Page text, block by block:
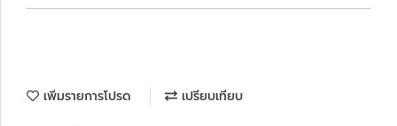
เพิ่มรายการโปรด เปรียบเทียบ